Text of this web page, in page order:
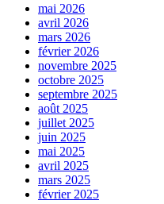
mai 2026
avril 2026
mars 2026
février 2026
novembre 2025
octobre 2025
septembre 2025
août 2025
juillet 2025
juin 2025
mai 2025
avril 2025
mars 2025
février 2025